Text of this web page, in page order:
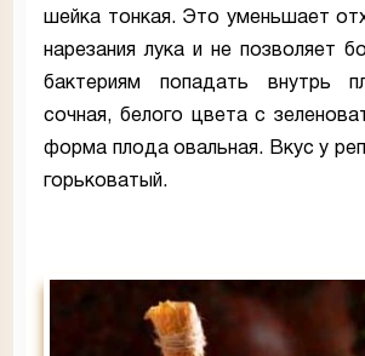
шейка тонкая. Это уменьшает
нарезания лука и не позволяет
бактериям попадать внутрь
сочная, белого цвета с
форма плода овальная. Вкус у
горьковатый.